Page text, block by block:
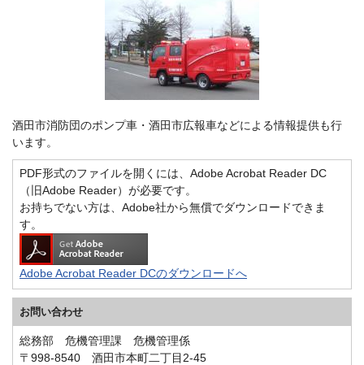
酒田市消防団のポンプ車・酒田市広報車などによる情報提供も行
います。
PDF形式のファイルを開くには、Adobe Acrobat Reader DC
（旧Adobe Reader）が必要です。
お持ちでない方は、Adobe社から無償でダウンロードできま
す。
Adobe Acrobat Reader DCのダウンロードへ
お問い合わせ
総務部 危機管理課 危機管理係
〒998-8540 酒田市本町二丁目2-45